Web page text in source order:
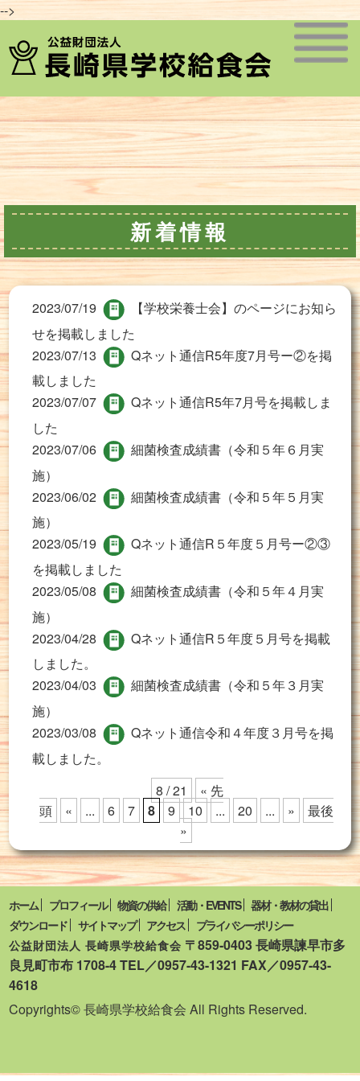
-->
新着情報
2023/07/19
【学校栄養士会】のページにお知ら
せを掲載しました
2023/07/13
Qネット通信R5年度7月号ー②を掲
載しました
2023/07/07
Qネット通信R5年7月号を掲載しま
した
2023/07/06
細菌検査成績書（令和５年６月実
施）
2023/06/02
細菌検査成績書（令和５年５月実
施）
2023/05/19
Qネット通信R５年度５月号ー②③
を掲載しました
2023/05/08
細菌検査成績書（令和５年４月実
施）
2023/04/28
Qネット通信R５年度５月号を掲載
しました。
2023/04/03
細菌検査成績書（令和５年３月実
施）
2023/03/08
Qネット通信令和４年度３月号を掲
載しました。
8 / 21
« 先
頭
« ... 6 7 8 9 10 ... 20 ... »
最後
»
ホーム プロフィール 物資の供給 活動・EVENTS
器材・教材の貸出
ダウンロード
サイトマップ アクセス
プライバシーポリシー
公益財団法人 長崎県学校給食会 〒859-0403 長崎県諫早市多
良見町市布 1708-4 TEL／0957-43-1321 FAX／0957-43-
4618
Copyrights© 長崎県学校給食会 All Rights Reserved.